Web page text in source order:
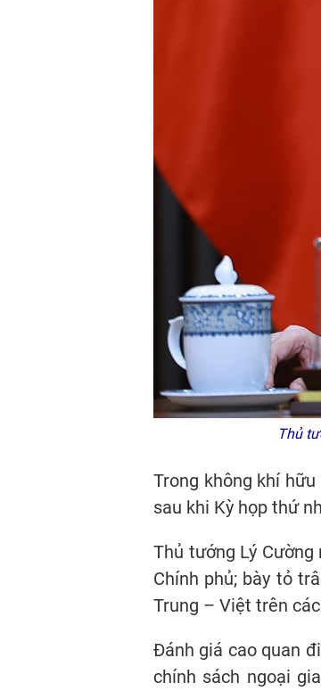
Thủ
Trong không khí
sau khi Kỳ họp thứ
Thủ tướng Lý
Chính phủ; bày tỏ
Trung – Việt trên
Đánh giá cao quan
chính sách ngoại